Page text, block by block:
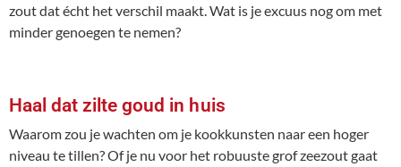
zout dat écht het verschil maakt. Wat is je excuus nog om met
minder genoegen te nemen?
Haal dat zilte goud in huis
Waarom zou je wachten om je kookkunsten naar een hoger
niveau te tillen? Of je nu voor het robuuste grof zeezout gaat